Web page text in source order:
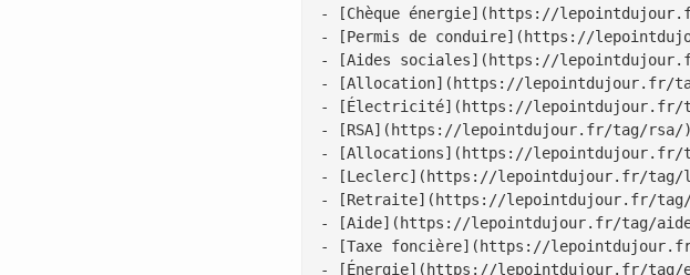
- [Chèque énergie](https://
- [Permis de conduire](https://
- [Aides sociales](https://
- [Allocation](https://lepointdujour.fr/
- [Électricité](https://lepointdujour.fr/
- [RSA](https://lepointdujour.fr/tag/rsa/)
- [Allocations](https://lepointdujour.fr/
- [Leclerc](https://lepointdujour.fr/tag/
- [Retraite](https://lepointdujour.fr/
- [Aide](https://lepointdujour.fr/tag/
- [Taxe foncière](https://
- [Énergie](https://lepointdujour.fr/tag/